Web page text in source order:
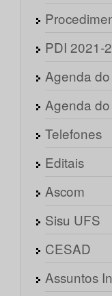
PDI 2021-
Agenda
Agenda
Telefones
Editais
Ascom
Sisu UFS
CESAD
Assuntos